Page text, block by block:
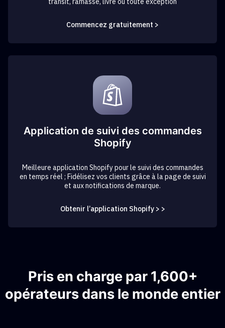
Commencez gratuitement >
Application de suivi des commandes
Shopify
Meilleure application Shopify pour le suivi des commandes
en temps réel ; Fidélisez vos clients grâce à la page de suivi
et aux notifications de marque.
Obtenir l’application Shopify > >
Pris en charge par 1,600+
opérateurs dans le monde entier